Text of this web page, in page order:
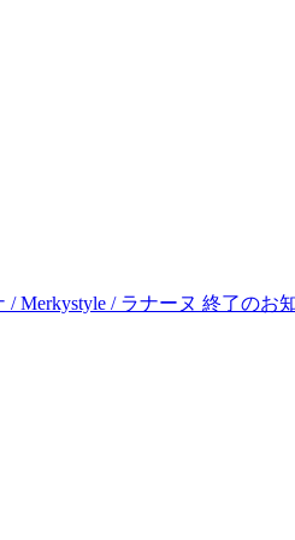
/ Merkystyle / ラナーヌ 終了のお